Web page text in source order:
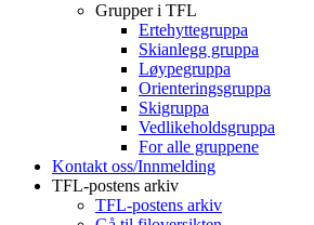
Grupper i TFL
Ertehyttegruppa
Skianlegg gruppa
Løypegruppa
Orienteringsgruppa
Skigruppa
Vedlikeholdsgruppa
For alle gruppene
Kontakt oss/Innmelding
TFL-postens arkiv
TFL-postens arkiv